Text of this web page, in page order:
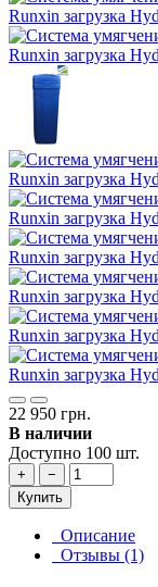
22 950 грн.
В наличии
Доступно 100 шт.
+
−
Купить
Описание
Отзывы (1)